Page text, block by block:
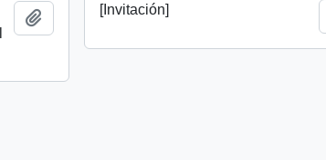
Añadir al portapapeles
[Invitación]